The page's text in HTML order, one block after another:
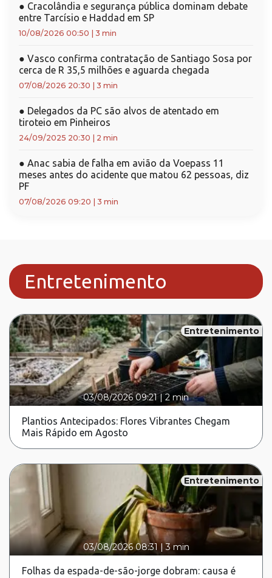
● Cracolândia e segurança pública dominam debate
entre Tarcísio e Haddad em SP
10/08/2026 00:50 3 min
● Vasco confirma contratação de Santiago Sosa por
cerca de R 35,5 milhões e aguarda chegada
07/08/2026 20:30 3 min
● Delegados da PC são alvos de atentado em
tiroteio em Pinheiros
24/09/2025 20:30 2 min
● Anac sabia de falha em avião da Voepass 11
meses antes do acidente que matou 62 pessoas, diz
PF
07/08/2026 09:20 3 min
Entretenimento
Entretenimento
03/08/2026 09:21|2 min
Plantios Antecipados: Flores Vibrantes Chegam
Mais Rápido em Agosto
Entretenimento
03/08/2026 08:31 |3 min
Folhas da espada-de-são-jorge dobram: causa é